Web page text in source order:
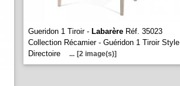
Gueridon 1 Tiroir - Labarère Réf. 35023
Collection Récamier - Guéridon 1 Tiroir Style
Directoire
... [2 image(s)]